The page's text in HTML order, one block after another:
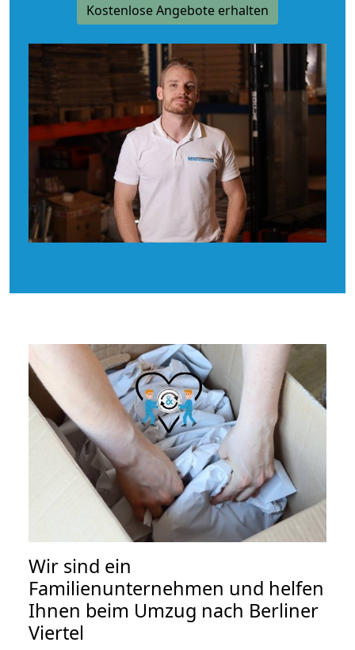
Kostenlose Angebote erhalten
Wir sind ein
Familienunternehmen und helfen
Ihnen beim Umzug nach Berliner
Viertel